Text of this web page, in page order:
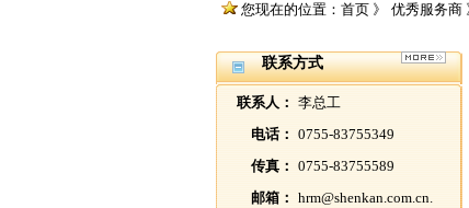
您现在的位置：首页 》 优秀服务商
联系方式
联系人： 李总工
电话： 0755-83755349
传真： 0755-83755589
邮箱： hrm@shenkan.com.cn.